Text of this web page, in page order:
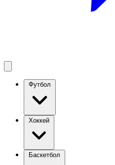
Футбол
Хоккей
Баскетбол